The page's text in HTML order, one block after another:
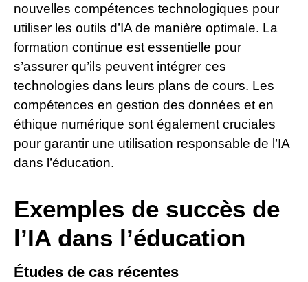
nouvelles compétences technologiques pour
utiliser les outils d’IA de manière optimale. La
formation continue est essentielle pour
s’assurer qu’ils peuvent intégrer ces
technologies dans leurs plans de cours. Les
compétences en gestion des données et en
éthique numérique sont également cruciales
pour garantir une utilisation responsable de l’IA
dans l’éducation.
Exemples de succès de
l’IA dans l’éducation
Études de cas récentes